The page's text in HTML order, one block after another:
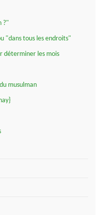
?"
"dans tous les endroits"
déterminer les mois
musulman